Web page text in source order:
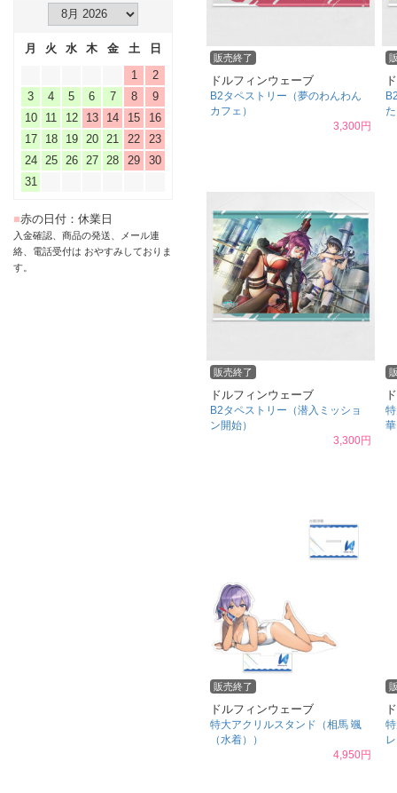
販売終了
ドルフィンウェーブ
B2タペストリー（夢のわんわん
カフェ）
3,300円
販売終了
ドルフィンウェーブ
B2タペストリー（潜入ミッショ
ン開始）
3,300円
販売終了
ドルフィンウェーブ
特大アクリルスタンド（相馬 颯
（水着））
4,950円
月 火 水 木 金 土
日
1
2
3
4 5 6 7 8
9
10
11 12 13 14 15
16
17
18 19 20 21 22
23
24
25 26 27 28 29
30
31
■赤の日付：休業日
入金確認、商品の発送、メール連
絡、電話受付は おやすみしておりま
す。